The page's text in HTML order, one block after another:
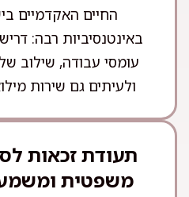
החיים האקדמיים
באינטנסיביות רבה:
עומסי עבודה, שילוב
ולעיתים גם שירות
תעודת זכאות
משפטית